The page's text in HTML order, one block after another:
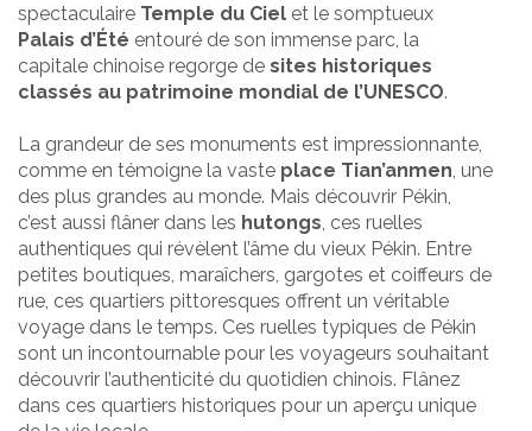
spectaculaire Temple du Ciel et le somptueux
Palais d’Été entouré de son immense parc, la
capitale chinoise regorge de sites historiques
classés au patrimoine mondial de l’UNESCO.
La grandeur de ses monuments est impressionnante,
comme en témoigne la vaste place Tian’anmen, une
des plus grandes au monde. Mais découvrir Pékin,
c’est aussi flâner dans les hutongs, ces ruelles
authentiques qui révèlent l’âme du vieux Pékin. Entre
petites boutiques, maraîchers, gargotes et coiffeurs de
rue, ces quartiers pittoresques offrent un véritable
voyage dans le temps. Ces ruelles typiques de Pékin
sont un incontournable pour les voyageurs souhaitant
découvrir l’authenticité du quotidien chinois. Flânez
dans ces quartiers historiques pour un aperçu unique